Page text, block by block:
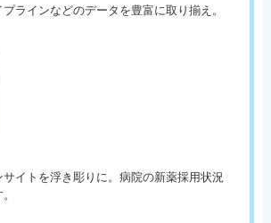
ラインなどのデータを豊富に取り揃え。
サイトを浮き彫りに。病院の新薬採用状況